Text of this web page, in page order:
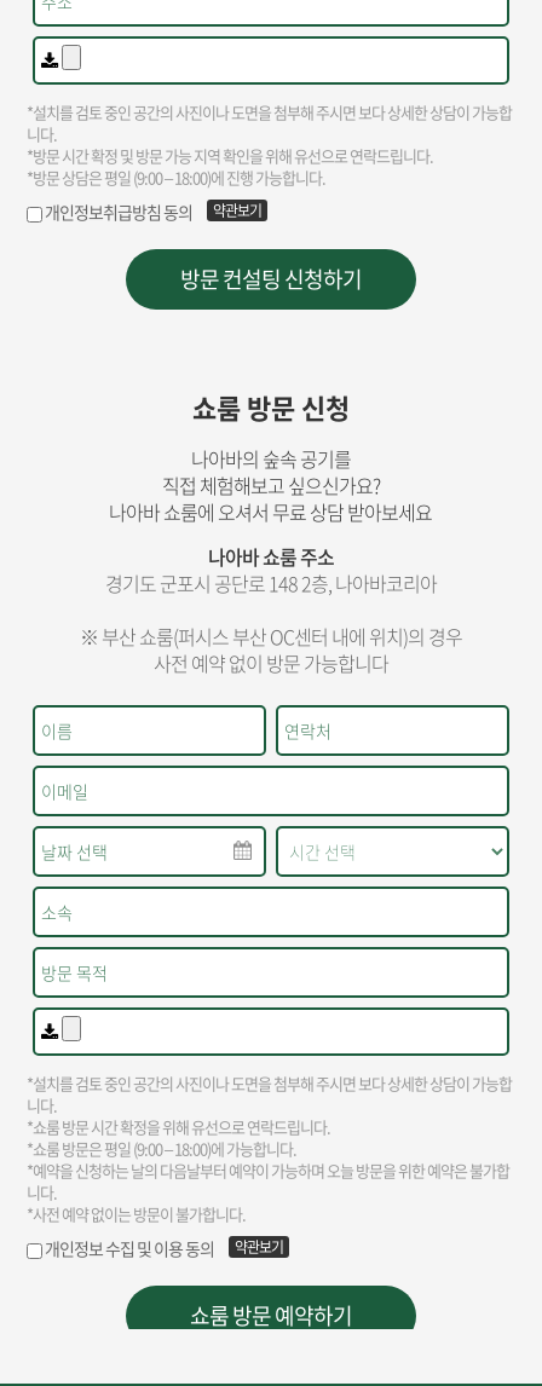
쇼룸 방문 신청
나아바의 숲속 공기를
직접 체험해보고 싶으신가요?
나아바 쇼룸에 오셔서 무료 상담 받아보세요
나아바 쇼룸 주소
경기도 군포시 공단로 148 2층, 나아바코리아
※ 부산 쇼룸(퍼시스 부산 OC센터 내에 위치)의 경우
사전 예약 없이 방문 가능합니다